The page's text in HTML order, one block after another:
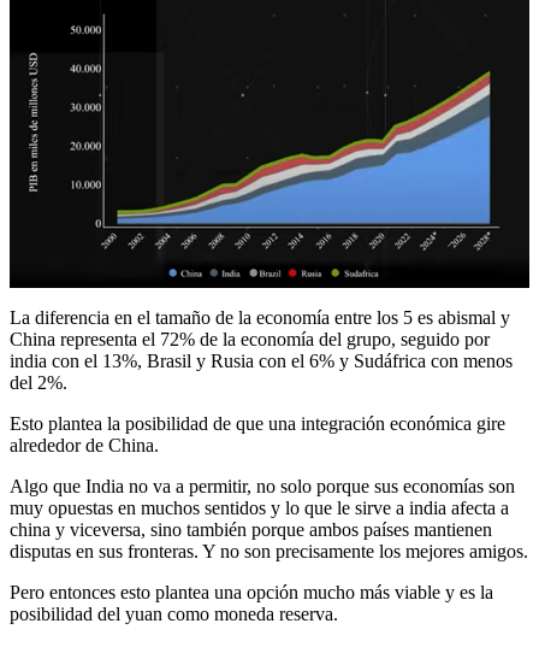
La diferencia en el tamaño de la economía entre los 5 es abismal y
China representa el 72% de la economía del grupo, seguido por
india con el 13%, Brasil y Rusia con el 6% y Sudáfrica con menos
del 2%.
Esto plantea la posibilidad de que una integración económica gire
alrededor de China.
Algo que India no va a permitir, no solo porque sus economías son
muy opuestas en muchos sentidos y lo que le sirve a india afecta a
china y viceversa, sino también porque ambos países mantienen
disputas en sus fronteras. Y no son precisamente los mejores amigos.
Pero entonces esto plantea una opción mucho más viable y es la
posibilidad del yuan como moneda reserva.